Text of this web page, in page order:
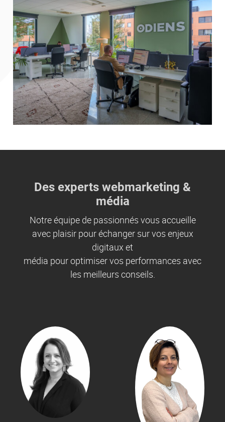
En soumettant ce formulaire, j'accepte que les informations saisies soient
exploitées afin de traiter ma demande. *
ENVOYER
Des experts webmarketing &
média
Notre équipe de passionnés vous accueille
avec plaisir pour échanger sur vos enjeux
digitaux et
média pour optimiser vos performances avec
les meilleurs conseils.